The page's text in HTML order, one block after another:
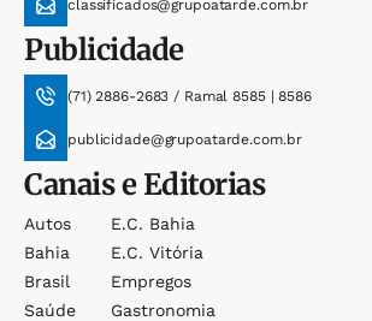
classificados@grupoatarde.com.br
Publicidade
(71) 2886-2683 / Ramal 8585 | 8586
publicidade@grupoatarde.com.br
Canais e Editorias
Autos
Bahia
Brasil
Saúde
E.c. Bahia
E.c. Vitória
Empregos
Gastronomia